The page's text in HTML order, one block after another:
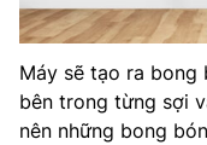
Máy sẽ tạo ra bong
bên trong từng sợi
nên những bong